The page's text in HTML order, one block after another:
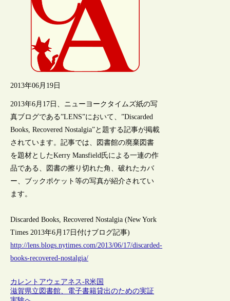
2013年06月19日
2013年6月17日、ニューヨークタイムズ紙の写
真ブログである”LENS”において、”Discarded
Books, Recovered Nostalgia”と題する記事が掲載
されています。記事では、図書館の廃棄図書
を題材としたKerry Mansfield氏による一連の作
品である、図書の擦り切れた角、破れたカバ
ー、ブックポケット等の写真が紹介されてい
ます。
Discarded Books, Recovered Nostalgia (New York
Times 2013年6月17日付けブログ記事)
http://lens.blogs.nytimes.com/2013/06/17/discarded-
books-recovered-nostalgia/
カレントアウェアネス-R米国
滋賀県立図書館、電子書籍貸出のための実証